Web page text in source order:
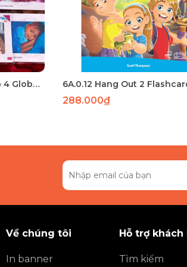
Flashcard Tiếng Anh lớp 4 Global Success tập 2 : 73 THẺ A5 2 MẶT ÉP PLASTIC
288.000₫
Về chúng tôi
In banner
Hỗ trợ khách
Tìm kiếm